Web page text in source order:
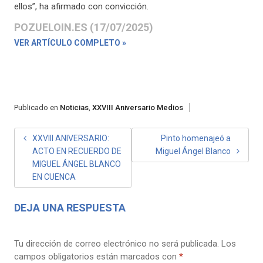
ellos”, ha afirmado con convicción.
POZUELOIN.ES (17/07/2025)
VER ARTÍCULO COMPLETO »
Publicado en Noticias, XXVIII Aniversario Medios
NAVEGACIÓN
ENTRADAS
XXVIII ANIVERSARIO:
ACTO EN RECUERDO DE
MIGUEL ÁNGEL BLANCO
EN CUENCA
Pinto homenajeó a
Miguel Ángel Blanco
DEJA UNA RESPUESTA
Tu dirección de correo electrónico no será publicada. Los
campos obligatorios están marcados con *